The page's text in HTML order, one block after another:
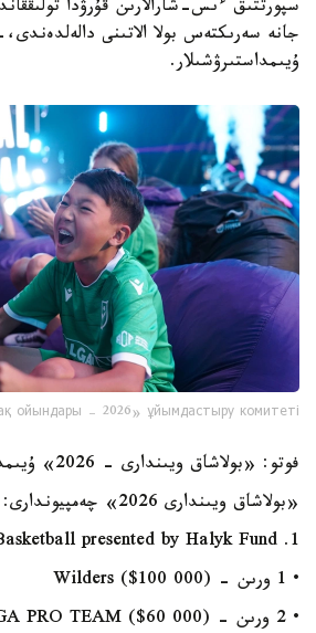
سپورتتىق ءىس-شارالارىن قۇرۋدا
جانە سەرىكتەس بولا الاتىنى
ۇيىمداستىرۋشىلار.
ойындары – 2026» ұйымдастыру комитеті
فوتو: «بولاشاق ويىندارى - 2026» ۇيىمداستىرۋ كوميتەتى
«بولاشاق ويىندارى 2026» چەمپيوندارى:
1. Phygital Basketball presented by Halyk Fund
• 1 ورىن - Wilders ($100 000)
• 2 ورىن - LIGA PRO TEAM ($60 000)